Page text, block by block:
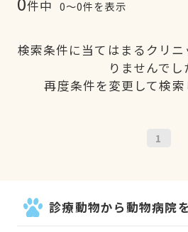
件中 0〜0件を表示
検索条件に当てはまるクリ
りませんでし
再度条件を変更して検索
1
診療動物から動物病院